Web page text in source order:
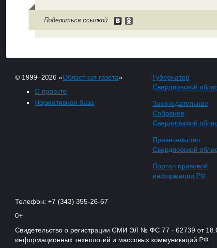
Поделиться ссылкой
© 1999–2026 «Областная газета»
О проекте
Нормативная база
Губернатор
Свердловской
Законодательное
Собрание
Свердловской
Правительство
Свердловской
Портал правовой
информации РФ
Телефон: +7 (343) 355-26-67
0+
Свидетельство о регистрации СМИ ЭЛ № ФС 77 - 62739 от
информационных технологий и массовых коммуникаций РФ.